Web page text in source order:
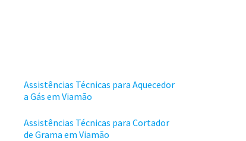
Assistências Técnicas para Aquecedor
a Gás em Viamão
Assistências Técnicas para Cortador
de Grama em Viamão